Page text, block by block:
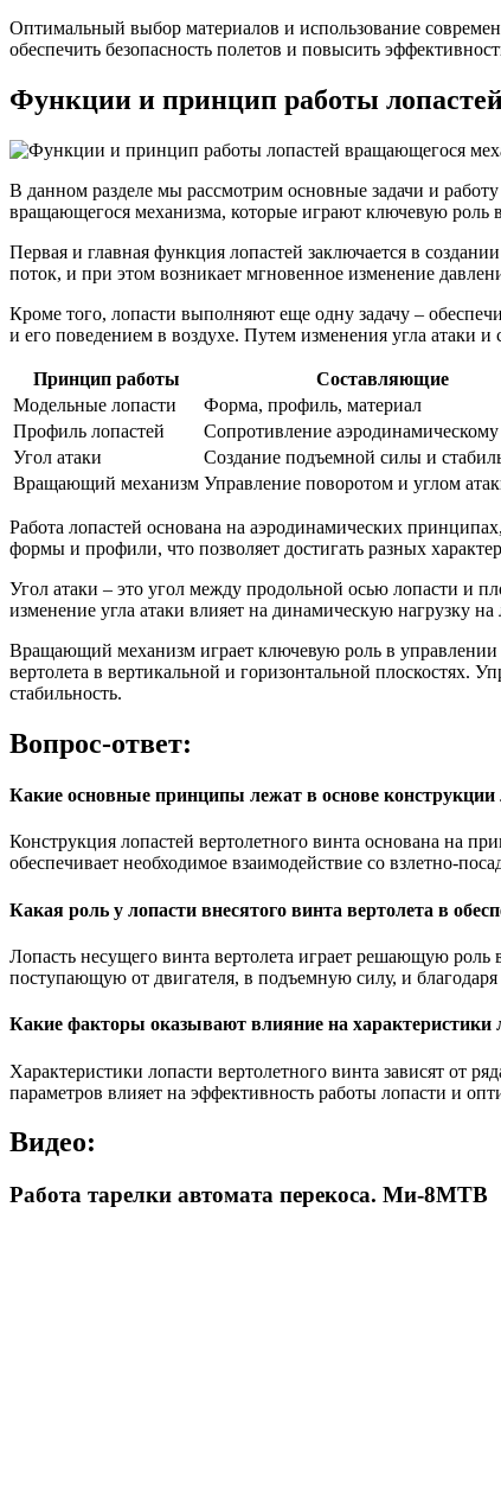
Оптимальный выбор материалов и использование
обеспечить безопасность полетов и повысить
Функции и принцип работы
В данном разделе мы рассмотрим основные задачи и
вращающегося механизма, которые играют ключевую
Первая и главная функция лопастей заключается в
поток, и при этом возникает мгновенное изменение
Кроме того, лопасти выполняют еще одну задачу –
и его поведением в воздухе. Путем изменения угла атаки
Принцип работы
Составляющие
Модельные лопасти
Форма, профиль, материал
Профиль лопастей
Сопротивление
Угол атаки
Создание подъемной силы и
Вращающий механизм Управление поворотом и углом
Работа лопастей основана на аэродинамических
формы и профили, что позволяет достигать разных
Угол атаки – это угол между продольной осью лопасти и
изменение угла атаки влияет на динамическую нагрузку
Вращающий механизм играет ключевую роль в управлении
вертолета в вертикальной и горизонтальной плоскостях.
стабильность.
Вопрос-ответ:
Какие основные принципы лежат в основе конструкции
Конструкция лопастей вертолетного винта основана на
обеспечивает необходимое взаимодействие со взлетно-
Какая роль у лопасти внесятого винта вертолета в
Лопасть несущего винта вертолета играет решающую
поступающую от двигателя, в подъемную силу, и
Какие факторы оказывают влияние на характеристики
Характеристики лопасти вертолетного винта зависят от
параметров влияет на эффективность работы лопасти и
Видео:
Работа тарелки автомата перекоса. Ми-8МТВ